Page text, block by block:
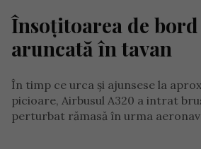
Însoțitoarea de bord
aruncată în tavan
În timp ce urca și ajunsese la
picioare, Airbusul A320 a intrat
perturbat rămasă în urma